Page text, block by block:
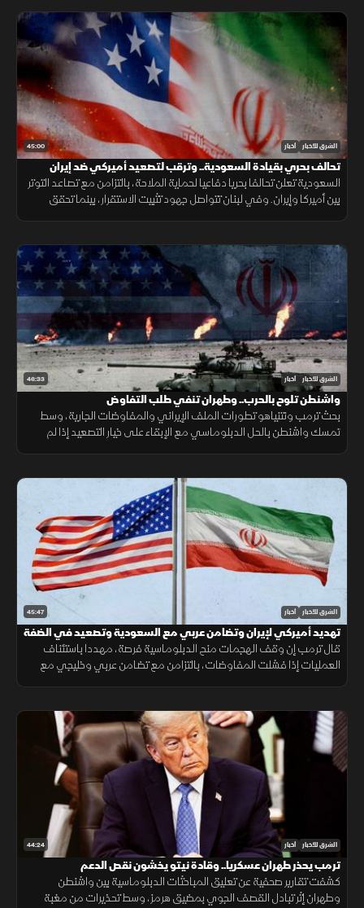
45:00 الشرق للأخبار أخبار
تحالف بحري بقيادة السعودية.. وترقب لتصعيد أميركي ضد إيران
السعودية تعلن تحالفا بحريا دفاعيا لحماية الملاحة، بالتزامن مع تصاعد التوتر
بين أميركا وإيران. وفي لبنان تتواصل جهود تثبيت الاستقرار، بينما تحقق
46:33 الشرق للأخبار أخبار
واشنطن تلوح بالحرب.. وطهران تنفي طلب التفاوض
بحث ترمب ونتنياهو تطورات الملف الإيراني والمفاوضات الجارية، وسط
تمسك واشنطن بالحل الدبلوماسي مع الإبقاء على خيار التصعيد إذا لم
45:47 الشرق للأخبار أخبار
تهديد أميركي لإيران وتضامن عربي مع السعودية وتصعيد في الضفة
قال ترمب إن وقف الهجمات منح الدبلوماسية فرصة، مهددا باستئناف
العمليات إذا فشلت المفاوضات، بالتزامن مع تضامن عربي وخليجي مع
44:24 الشرق للأخبار أخبار
ترمب يحذر طهران عسكريا.. وقادة نيتو يخشون نقص الدعم
كشفت تقارير صحفية عن تعليق المباحثات الدبلوماسية بين واشنطن
وطهران إثر تبادل القصف الجوي بمضيق هرمز، وسط تحذيرات من مغبة